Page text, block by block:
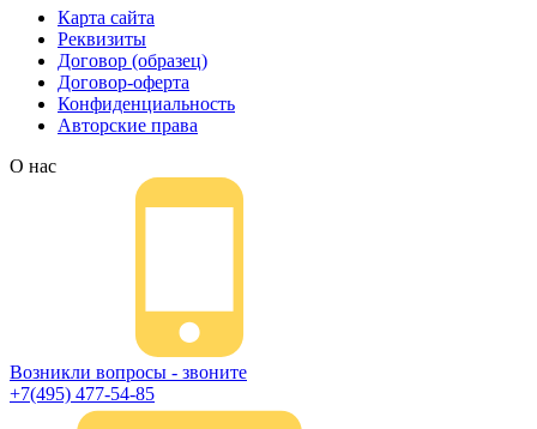
Карта сайта
Реквизиты
Договор (образец)
Договор-оферта
Конфиденциальность
Авторские права
О нас
Возникли вопросы - звоните
+7(495) 477-54-85